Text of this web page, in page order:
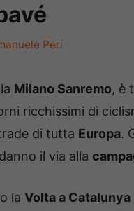
Peri
Milano Sanremo, è
ricchissimi di
di tutta Europa.
il via alla
la Volta a Catalunya